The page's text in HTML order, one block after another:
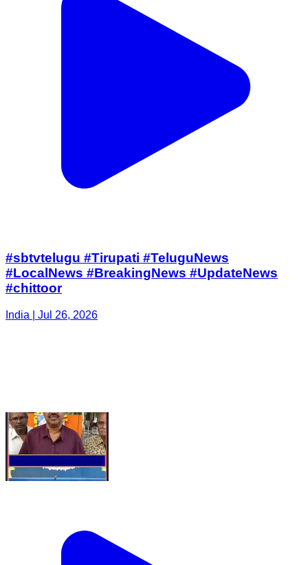
#sbtvtelugu #Tirupati #TeluguNews
#LocalNews #BreakingNews #UpdateNews
#chittoor
India | Jul 26, 2026